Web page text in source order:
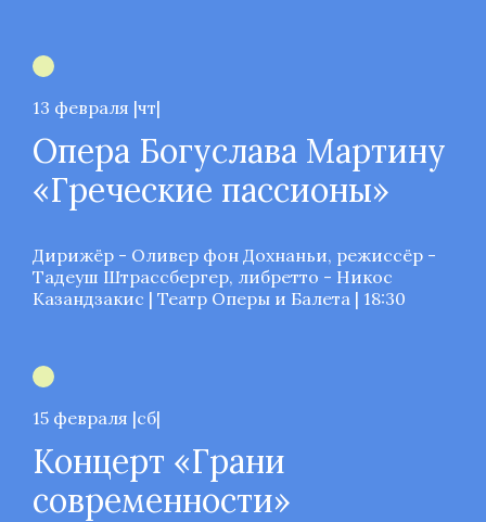
13 февраля |чт|
Опера Богуслава Мартину
«Греческие пассионы»
Дирижёр - Оливер фон Дохнаньи, режиссёр -
Тадеуш Штрассбергер, либретто - Никос
Казандзакис | Театр Оперы и Балета | 18:30
15 февраля |сб|
Концерт «Грани
современности»